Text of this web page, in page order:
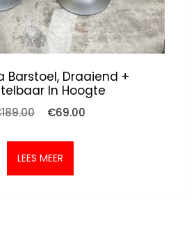
Barstoel, Draaiend +
In Hoogte
189.00
Oorspronkelijke
was:
€189.00.
€69.00
LEES MEER